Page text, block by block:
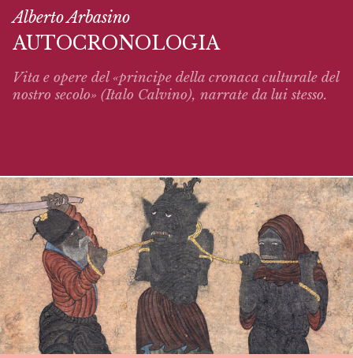
Alberto Arbasino
AUTOCRONOLOGIA
Vita e opere del «principe della cronaca culturale del
nostro secolo» (Italo Calvino), narrate da lui stesso.